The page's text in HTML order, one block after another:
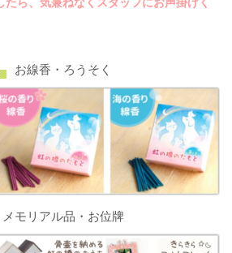
ら、気兼ねなくスタッフにお声掛けく
お線香・ろうそく
メモリアル品・お位牌